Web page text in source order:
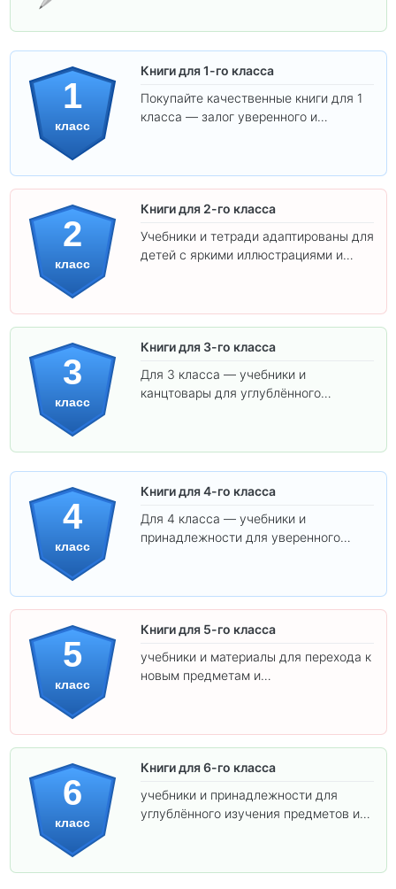
1
класс
Книги для 1-го класса
Покупайте качественные книги для 1
класса — залог уверенного и
2
класс
Книги для 2-го класса
Учебники и тетради адаптированы для
детей с яркими иллюстрациями и
3
класс
Книги для 3-го класса
Для 3 класса — учебники и
канцтовары для углублённого
4
класс
Книги для 4-го класса
Для 4 класса — учебники и
принадлежности для уверенного
5
класс
Книги для 5-го класса
учебники и материалы для перехода к
новым предметам и
6
класс
Книги для 6-го класса
учебники и принадлежности для
углублённого изучения предметов и